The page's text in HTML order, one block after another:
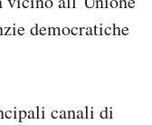
democratiche
canali di